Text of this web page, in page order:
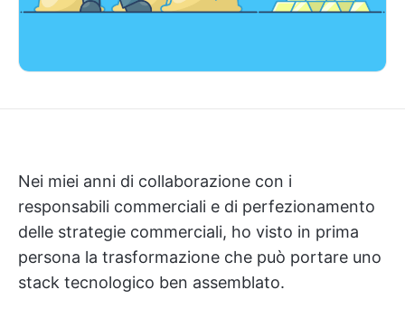
Nei miei anni di collaborazione con i
responsabili commerciali e di perfezionamento
delle strategie commerciali, ho visto in prima
persona la trasformazione che può portare uno
stack tecnologico ben assemblato.